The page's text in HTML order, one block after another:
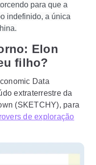
para que a
indefinido, a única
Elon
filho?
Data
extraterrestre da
(SKETCHY), para
rovers de exploração